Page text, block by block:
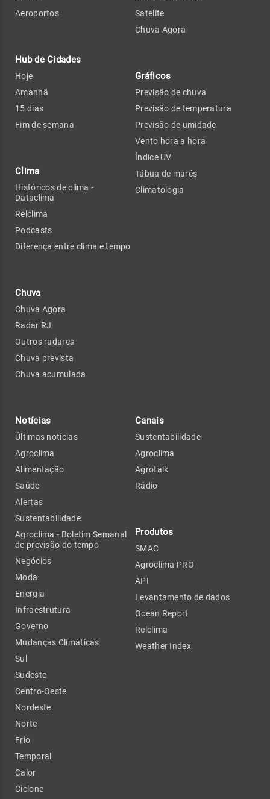
Aeroportos
Hub de Cidades
Hoje
Amanhã
15 dias
Fim de semana
Clima
Históricos de clima -
Dataclima
Relclima
Podcasts
Diferença entre clima e tempo
Chuva
Chuva Agora
Radar RJ
Outros radares
Chuva prevista
Chuva acumulada
Satélite
Chuva Agora
Gráficos
Previsão de chuva
Previsão de temperatura
Previsão de umidade
Vento hora a hora
Índice UV
Tábua de marés
Climatologia
Notícias
Últimas notícias
Agroclima
Alimentação
Saúde
Alertas
Sustentabilidade
Agroclima - Boletim Semanal
de previsão do tempo
Negócios
Moda
Energia
Infraestrutura
Governo
Mudanças Climáticas
Sul
Sudeste
Centro-Oeste
Nordeste
Norte
Frio
Temporal
Calor
Ciclone
Canais
Sustentabilidade
Agroclima
Agrotalk
Rádio
Produtos
SMAC
Agroclima PRO
API
Levantamento de dados
Ocean Report
Relclima
Weather Index